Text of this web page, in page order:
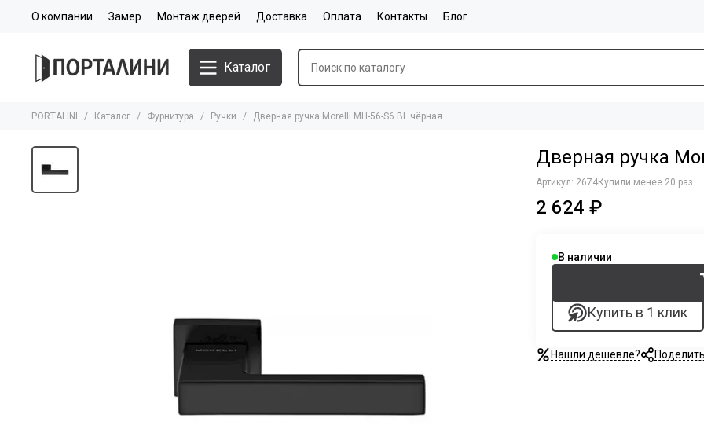
О компании Замер Монтаж дверей Доставка Оплата Контакты Блог
Каталог
PORTALINI Каталог Фурнитура Ручки Дверная ручка Morelli MH-56-S6 BL чёрная
Дверная ручка
Артикул: 2674Купили менее 20 раз
2 624 ₽
В наличии
Купить в 1 клик
Нашли дешевле?